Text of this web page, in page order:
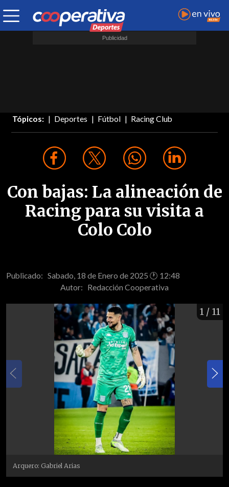
Tópicos: Deportes Fútbol Racing Club
Con bajas: La alineación de
Racing para su visita a
Colo Colo
Publicado: Sabado, 18 de Enero de 2025 🕐 12:48
Autor: Redacción Cooperativa
1 / 11
Arquero: Gabriel Arias